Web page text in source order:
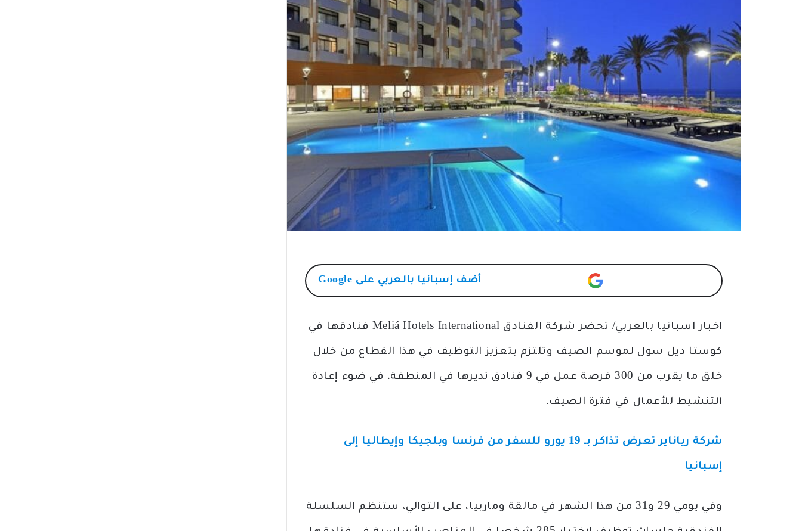
أضف إسبانيا بالعربي على Google
اخبار اسبانيا بالعربي/ تحضر شركة الفنادق Meliá Hotels International فنادقها في
كوستا ديل سول لموسم الصيف وتلتزم بتعزيز التوظيف في هذا القطاع من خلال
خلق ما يقرب من 300 فرصة عمل في 9 فنادق تديرها في المنطقة، في ضوء إعادة
التنشيط للأعمال في فترة الصيف.
شركة رياناير تعرض تذاكر بـ 19 يورو للسفر من فرنسا وبلجيكا وإيطاليا إلى
إسبانيا
وفي يومي 29 و31 من هذا الشهر في مالقة وماربيا، على التوالي، ستنظم السلسلة